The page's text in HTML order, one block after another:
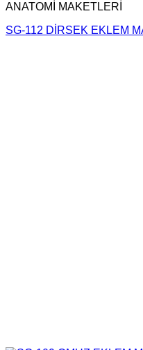
ANATOMİ MAKETLERİ
SG-112 DİRSEK EKLEM